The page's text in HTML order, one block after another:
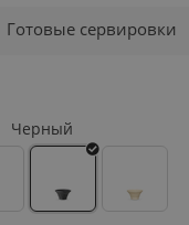
Готовые сервировки
Черный